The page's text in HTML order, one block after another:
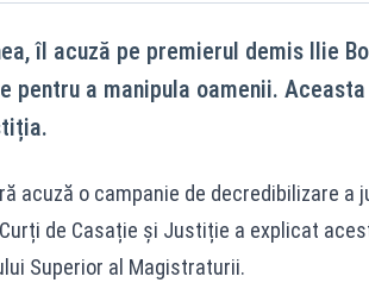
îl acuză pe premierul demis Ilie
a manipula oamenii.
acuză o campanie de decredibilizare a
de Casație și Justiție a explicat
Superior al Magistraturii.